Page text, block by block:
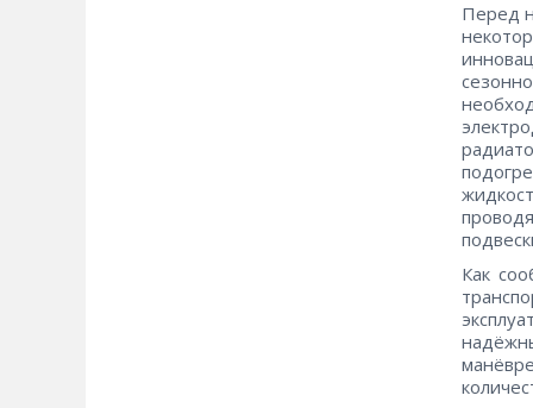
Перед
Как